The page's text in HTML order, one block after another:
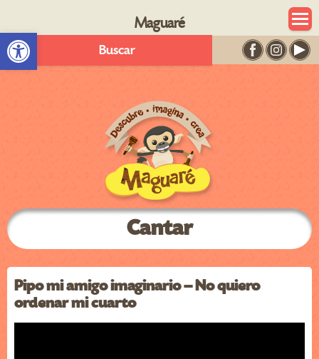
Abrir barra de herramientas
Maguaré
Buscar
Cantar
Pipo mi amigo imaginario – No quiero
ordenar mi cuarto